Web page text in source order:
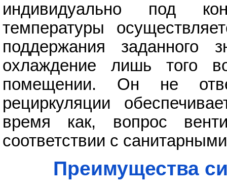
индивидуально под
температуры
поддержания заданного
охлаждение лишь того
помещении. Он не
рециркуляции
время как, вопрос
соответствии с
Преимущества